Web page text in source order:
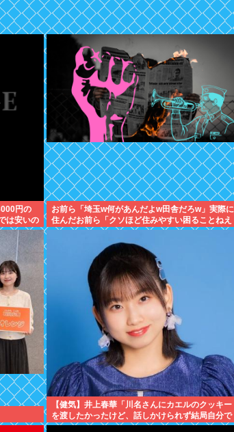
円の
は安いの
お前ら「埼玉w何があんだよw田舎だろw」実際に
住んだお前ら「クソほど住みやすい困ることねえ
じゃん」
【健気】井上春華「川名さんにカエルのクッキー
を渡したかったけど、話しかけられず結局自分で
食べた」